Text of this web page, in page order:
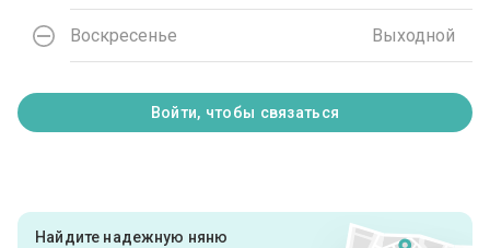
Воскресенье Выходной
Войти, чтобы связаться
Найдите надежную няню